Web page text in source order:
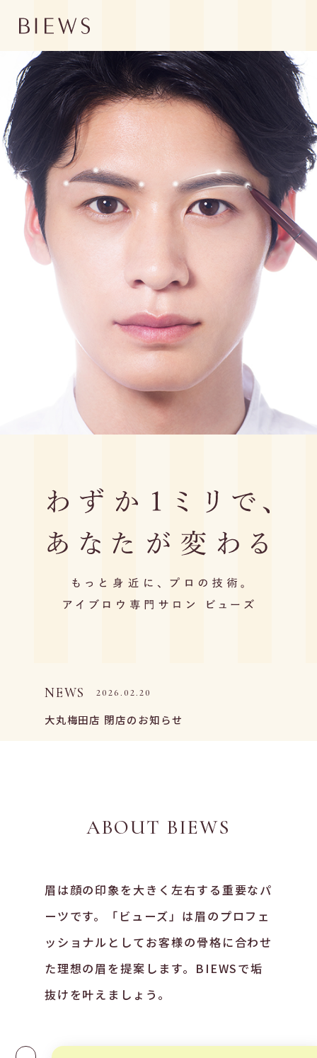
NEWS 2026.02.20
大丸梅田店 閉店のお知らせ
ABOUT BIEWS
眉は顔の印象を大きく左右する重要なパ
ーツです。「ビューズ」は眉のプロフェ
ッショナルとしてお客様の骨格に合わせ
た理想の眉を提案します。BIEWSで垢
抜けを叶えましょう。